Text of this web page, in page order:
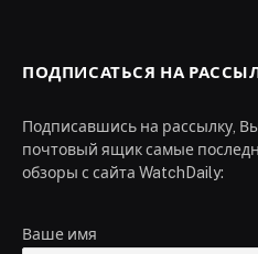
ПОДПИСАТЬСЯ НА
Подписавшись на рассылку,
почтовый ящик самые
обзоры с сайта WatchDaily:
Ваше имя